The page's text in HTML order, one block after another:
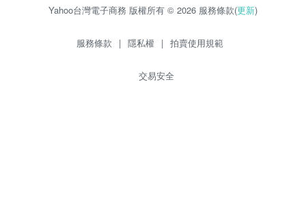
Yahoo台灣電子商務 版權所有 © 2026 服務條款(更新)
服務條款 | 隱私權 | 拍賣使用規範
交易安全